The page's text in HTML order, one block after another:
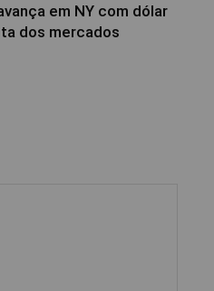
em NY com dólar
dos mercados